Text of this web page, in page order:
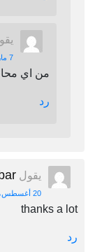
7 مارس، 2022 الساعة 7:22 م
من اي
رد
يقول
20 أغسطس، 2019 الساعة 11:23 ص
thanks a lot
رد